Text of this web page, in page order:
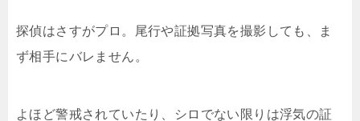
探偵はさすがプロ。尾行や証拠写真を撮影しても、ま
ず相手にバレません。
よほど警戒されていたり、シロでない限りは浮気の証